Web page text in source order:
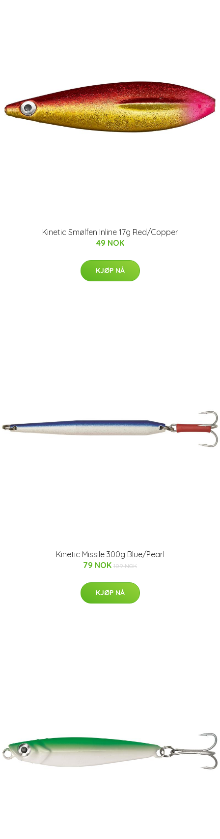
Kinetic Smølfen Inline 17g Red/Copper
49 NOK
KJØP NÅ
Kinetic Missile 300g Blue/Pearl
79 NOK 109 NOK
KJØP NÅ